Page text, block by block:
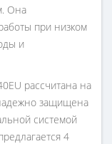
Она
при низком
и
рассчитана на
защищена
системой
4